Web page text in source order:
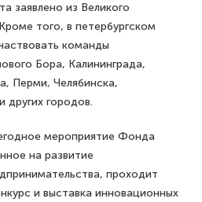
заявлено из Великого
того, в петербургском
команды
Бора, Калининграда,
Перми, Челябинска,
других городов.
мероприятие Фонда
на развитие
проходит
и выставка инновационных